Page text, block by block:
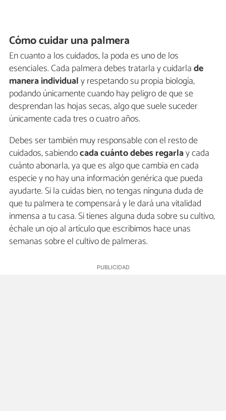
Cómo cuidar una palmera
En cuanto a los cuidados, la poda es uno de los
esenciales. Cada palmera debes tratarla y cuidarlade
manera individualy respetando su propia biología,
podando únicamente cuando hay peligro de que se
desprendan las hojas secas, algo que suele suceder
únicamente cada tres o cuatro años.
Debes ser también muy responsable con el resto de
cuidados, sabiendocada cuánto debes regarlay cada
cuánto abonarla, ya que es algo que cambia en cada
especie y no hay una información genérica que pueda
ayudarte. Si la cuidas bien, no tengas ninguna duda de
que tu palmera te compensará y le dará una vitalidad
inmensa a tu casa. Si tienes alguna duda sobre su cultivo,
échale un ojo al artículo que escribimos hace unas
semanas sobre el cultivo de palmeras.